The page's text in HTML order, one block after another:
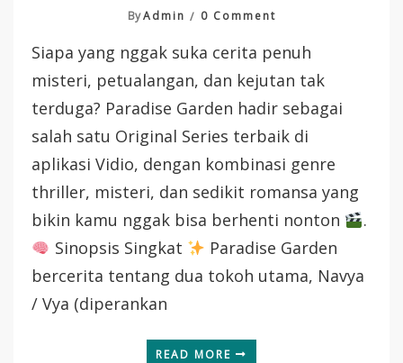
ByAdmin 0 CommentOn
Paradise
Garden
–
Series
Thriller
Mistis
Yang
Penasaran!
Siapa yang nggak suka cerita penuh
misteri, petualangan, dan kejutan tak
terduga? Paradise Garden hadir sebagai
salah satu Original Series terbaik di
aplikasi Vidio, dengan kombinasi genre
thriller, misteri, dan sedikit romansa yang
bikin kamu nggak bisa berhenti nonton
.
Sinopsis Singkat
Paradise Garden
bercerita tentang dua tokoh utama, Navya
/ Vya (diperankan
READ MORE